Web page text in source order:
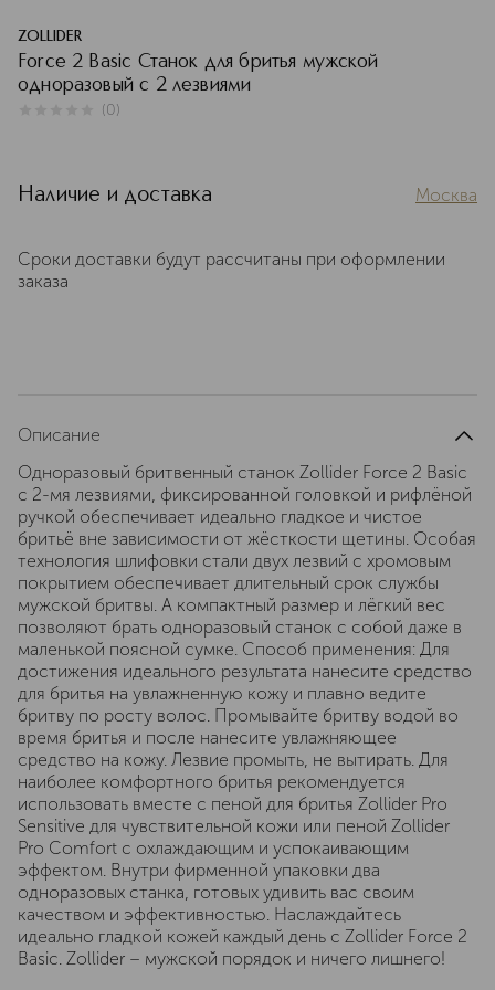
ZOLLIDER
Force 2 Basic Станок для бритья мужской
одноразовый с 2 лезвиями
(0)
Наличие и доставка Москва
Сроки доставки будут рассчитаны при оформлении
заказа
Описание
Одноразовый бритвенный станок Zollider Force 2 Basic
с 2-мя лезвиями, фиксированной головкой и рифлёной
ручкой обеспечивает идеально гладкое и чистое
бритьё вне зависимости от жёсткости щетины. Особая
технология шлифовки стали двух лезвий с хромовым
покрытием обеспечивает длительный срок службы
мужской бритвы. А компактный размер и лёгкий вес
позволяют брать одноразовый станок с собой даже в
маленькой поясной сумке. Способ применения: Для
достижения идеального результата нанесите средство
для бритья на увлажненную кожу и плавно ведите
бритву по росту волос. Промывайте бритву водой во
время бритья и после нанесите увлажняющее
средство на кожу. Лезвие промыть, не вытирать. Для
наиболее комфортного бритья рекомендуется
использовать вместе с пеной для бритья Zollider Pro
Sensitive для чувствительной кожи или пеной Zollider
Pro Comfort с охлаждающим и успокаивающим
эффектом. Внутри фирменной упаковки два
одноразовых станка, готовых удивить вас своим
качеством и эффективностью. Наслаждайтесь
идеально гладкой кожей каждый день с Zollider Force 2
Basic. Zollider – мужской порядок и ничего лишнего!